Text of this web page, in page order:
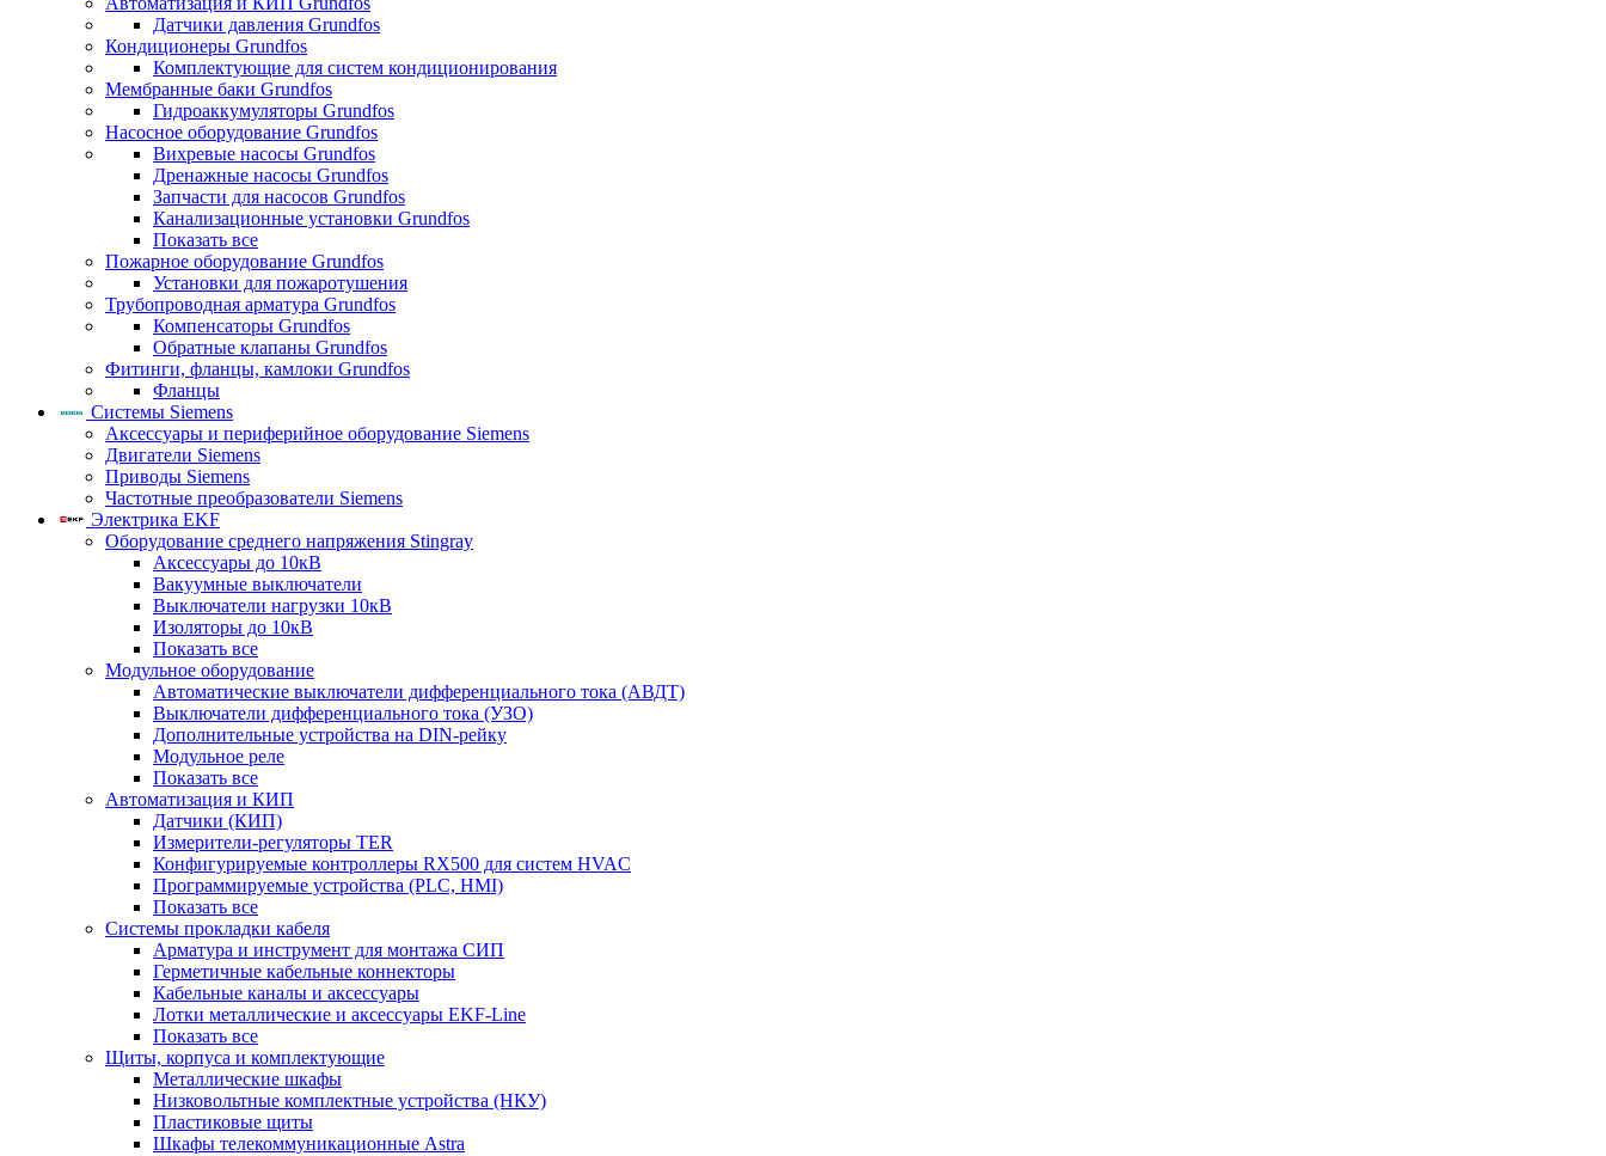
Датчики давления Grundfos
Кондиционеры Grundfos
Комплектующие для систем кондиционирования
Мембранные баки Grundfos
Гидроаккумуляторы Grundfos
Насосное оборудование Grundfos
Вихревые насосы Grundfos
Дренажные насосы Grundfos
Запчасти для насосов Grundfos
Канализационные установки Grundfos
Показать все
Пожарное оборудование Grundfos
Установки для пожаротушения
Трубопроводная арматура Grundfos
Компенсаторы Grundfos
Обратные клапаны Grundfos
Фитинги, фланцы, камлоки Grundfos
Фланцы
Системы Siemens
Аксессуары и периферийное оборудование Siemens
Двигатели Siemens
Приводы Siemens
Частотные преобразователи Siemens
Электрика EKF
Оборудование среднего напряжения Stingray
Аксессуары до 10кВ
Вакуумные выключатели
Выключатели нагрузки 10кВ
Изоляторы до 10кВ
Показать все
Модульное оборудование
Автоматические выключатели дифференциального тока (АВДТ)
Выключатели дифференциального тока (УЗО)
Дополнительные устройства на DIN-рейку
Модульное реле
Показать все
Автоматизация и КИП
Датчики (КИП)
Измерители-регуляторы TER
Конфигурируемые контроллеры RX500 для систем HVAC
Программируемые устройства (PLC, HMI)
Показать все
Системы прокладки кабеля
Арматура и инструмент для монтажа СИП
Герметичные кабельные коннекторы
Кабельные каналы и аксессуары
Лотки металлические и аксессуары EKF-Line
Показать все
Щиты, корпуса и комплектующие
Металлические шкафы
Низковольтные комплектные устройства (НКУ)
Пластиковые щиты
Шкафы телекоммуникационные Astra